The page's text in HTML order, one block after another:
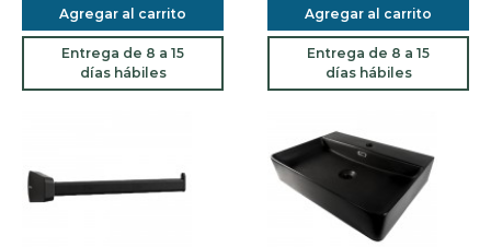
Agregar al carrito
Entrega de 8 a 15
días hábiles
Agregar al carrito
Entrega de 8 a 15
días hábiles